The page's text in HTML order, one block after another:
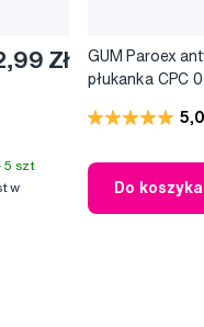
Zł
5 szt
w
GUM Paroex
płukanka CPC
5,0
Do koszyka